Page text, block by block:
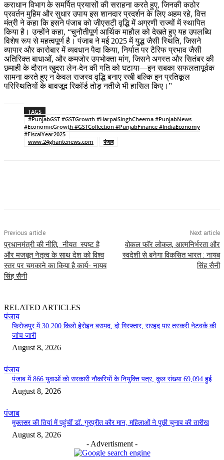
कराधान विभाग के समर्पित प्रयासों की सराहना करते हुए, जिनकी कठोर
प्रवर्तन मुहिम और सुधार उपाय इस शानदार प्रदर्शन के लिए अहम रहे, वित्त
मंत्री ने कहा कि इसने पंजाब को जीएसटी वृद्धि में अग्रणी राज्यों में स्थापित
किया है। उन्होंने कहा, “चुनौतीपूर्ण आर्थिक माहौल को देखते हुए यह उपलब्धि
विशेष रूप से महत्वपूर्ण है। पंजाब ने मई 2025 में युद्ध जैसी स्थिति, जिसने
व्यापार और कारोबार में व्यवधान पैदा किया, निर्यात पर टैरिफ प्रभाव जैसी
अतिरिक्त बाधाओं, और कमजोर उपभोक्ता मांग, जिसने अगस्त और सितंबर की
छमाही के दौरान खुदरा लेन-देन की गति को घटाया—इन सबका सफलतापूर्वक
सामना करते हुए न केवल राजस्व वृद्धि बनाए रखी बल्कि इन प्रतिकूल
परिस्थितियों के बावजूद रिकॉर्ड तोड़ नतीजे भी हासिल किए।”
——–
TAGS
#PunjabGST #GSTGrowth #HarpalSinghCheema #PunjabNews
#EconomicGrowth #GSTCollection #PunjabFinance #IndiaEconomy
#FiscalYear2025
www.24ghantenews.com
पंजाब
Previous article
प्रधानमंत्री की नीति, नीयत स्पष्ट है
और मजबूत नेतृत्व के साथ देश को विश्व
स्तर पर चमकाने का किया है कार्य- नायब
सिंह सैनी
Next article
वोकल फॉर लोकल, आत्मनिर्भरता और
स्वदेशी से बनेगा विकसित भारत : नायब
सिंह सैनी
RELATED ARTICLES
पंजाब
फिरोजपुर में 30.200 किलो हेरोइन बरामद, दो गिरफ्तार; सरहद पार तस्करी नेटवर्क की
जांच जारी
August 8, 2026
पंजाब
पंजाब में 866 युवाओं को सरकारी नौकरियों के नियुक्ति पत्र, कुल संख्या 69,094 हुई
August 8, 2026
पंजाब
मुक्तसर की तियां में पहुंचीं डॉ. गुरप्रीत कौर मान, महिलाओं ने पूछी चुनाव की तारीख
August 8, 2026
- Advertisment -